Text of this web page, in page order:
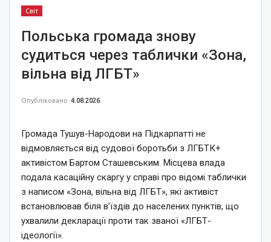
Світ
Польська громада знову
судиться через таблички «Зона,
вільна від ЛГБТ»
Опубліковано 4.08.2026
Громада Тушув-Народови на Підкарпатті не
відмовляється від судової боротьби з ЛГБТК+
активістом Бартом Сташевським. Місцева влада
подала касаційну скаргу у справі про відомі таблички
з написом «Зона, вільна від ЛГБТ», які активіст
встановлював біля в’їздів до населених пунктів, що
ухвалили декларації проти так званої «ЛГБТ-
ідеології».